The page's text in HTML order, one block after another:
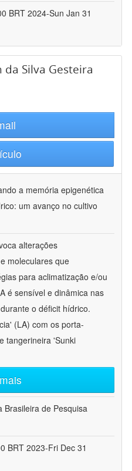
BRT 2024-Sun Jan 31
da Silva Gesteira
a memória epigenética
um avanço no cultivo
alterações
moleculares que
para aclimatização e/ou
é sensível e dinâmica nas
o déficit hídrico.
(LA) com os porta-
tangerineira 'Sunki
Brasileira de Pesquisa
BRT 2023-Fri Dec 31